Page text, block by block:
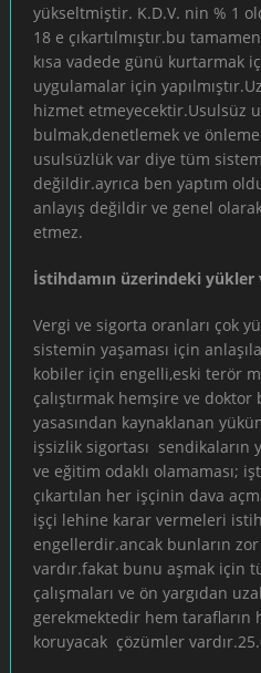
yükseltmiştir. K.D.V. nin % 1
18 e çıkartılmıştır.bu
kısa vadede günü kurtarmak
uygulamalar için
hizmet etmeyecektir.Usulsüz
bulmak,denetlemek ve
usulsüzlük var diye tüm
değildir.ayrıca ben yaptım
anlayış değildir ve genel
etmez.
İstihdamın üzerindeki yükler
Vergi ve sigorta oranları çok
sistemin yaşaması için
kobiler için engelli,eski terör
çalıştırmak hemşire ve
yasasından kaynaklanan
işsizlik sigortası sendikaların
ve eğitim odaklı olamaması;
çıkartılan her işçinin dava
işçi lehine karar vermeleri
engellerdir.ancak bunların
vardır.fakat bunu aşmak için
çalışmaları ve ön yargıdan
gerekmektedir hem tarafların
koruyacak çözümler